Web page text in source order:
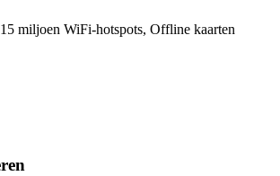
miljoen WiFi-hotspots, Offline kaarten